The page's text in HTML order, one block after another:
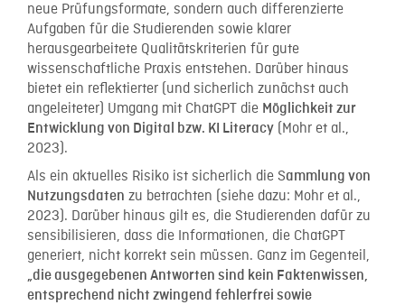
neue Prüfungsformate, sondern auch differenzierte
Aufgaben für die Studierenden sowie klarer
herausgearbeitete Qualitätskriterien für gute
wissenschaftliche Praxis entstehen. Darüber hinaus
bietet ein reflektierter (und sicherlich zunächst auch
angeleiteter) Umgang mit ChatGPT die Möglichkeit zur
Entwicklung von Digital bzw. KI Literacy (Mohr et al.,
2023).
Als ein aktuelles Risiko ist sicherlich die Sammlung von
Nutzungsdaten zu betrachten (siehe dazu: Mohr et al.,
2023). Darüber hinaus gilt es, die Studierenden dafür zu
sensibilisieren, dass die Informationen, die ChatGPT
generiert, nicht korrekt sein müssen. Ganz im Gegenteil,
„die ausgegebenen Antworten sind kein Faktenwissen,
entsprechend nicht zwingend fehlerfrei sowie